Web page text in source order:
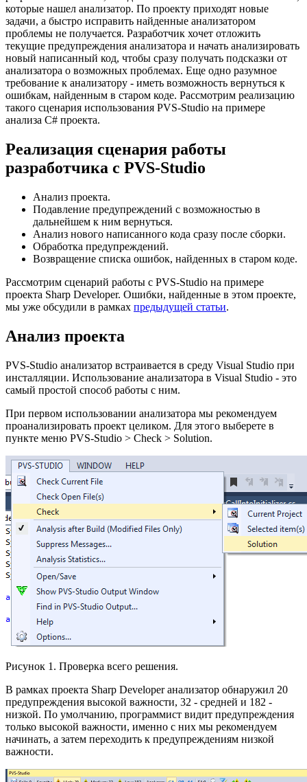
которые нашел анализатор. По проекту приходят новые
задачи, а быстро исправить найденные анализатором
проблемы не получается. Разработчик хочет отложить
текущие предупреждения анализатора и начать анализировать
новый написанный код, чтобы сразу получать подсказки от
анализатора о возможных проблемах. Еще одно разумное
требование к анализатору - иметь возможность вернуться к
ошибкам, найденным в старом коде. Рассмотрим реализацию
такого сценария использования PVS-Studio на примере
анализа C# проекта.
Реализация сценария работы
разработчика с PVS-Studio
Анализ проекта.
Подавление предупреждений с возможностью в
дальнейшем к ним вернуться.
Анализ нового написанного кода сразу после сборки.
Обработка предупреждений.
Возвращение списка ошибок, найденных в старом коде.
Рассмотрим сценарий работы с PVS-Studio на примере
проекта Sharp Developer. Ошибки, найденные в этом проекте,
мы уже обсудили в рамках предыдущей статьи.
Анализ проекта
PVS-Studio анализатор встраивается в среду Visual Studio при
инсталляции. Использование анализатора в Visual Studio - это
самый простой способ работы с ним.
При первом использовании анализатора мы рекомендуем
проанализировать проект целиком. Для этого выберете в
пункте меню PVS-Studio > Check > Solution.
Рисунок 1. Проверка всего решения.
В рамках проекта Sharp Developer анализатор обнаружил 20
предупреждения высокой важности, 32 - средней и 182 -
низкой. По умолчанию, программист видит предупреждения
только высокой важности, именно с них мы рекомендуем
начинать, а затем переходить к предупреждениям низкой
важности.